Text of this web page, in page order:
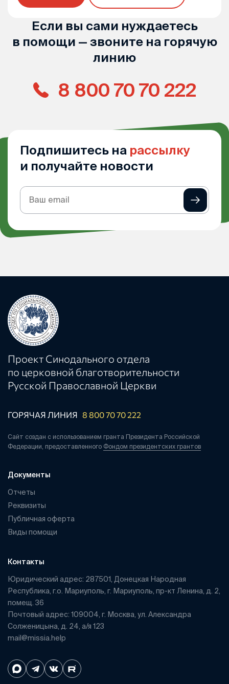
Если вы сами нуждаетесь
в помощи — звоните на горячую
линию
8 800 70 70 222
Подпишитесь на рассылку
и получайте новости
Подписка
на
Проект Синодального отдела
по церковной благотворительности
Русской Православной Церкви
ГОРЯЧАЯ ЛИНИЯ 8 800 70 70 222
Сайт создан с использованием гранта Президента Российской
Федерации, предоставленного Фондом президентских грантов
Документы
Отчеты
Реквизиты
Публичная оферта
Виды помощи
Контакты
Юридический адрес: 287501, Донецкая Народная
Республика, г.о. Мариуполь, г. Мариуполь, пр-кт Ленина, д. 2,
помещ. 36
Почтовый адрес: 109004, г. Москва, ул. Александра
Солженицына, д. 24, а/я 123
mail@missia.help